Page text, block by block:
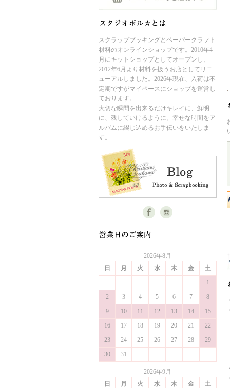
スクラップブッキングとペーパークラフト
材料のオンラインショップです。2010年4
月にキットショップとしてオープンし、
2012年6月より材料を扱うお店としてリニ
ューアルしました。2026年現在、入荷は不
定期ですがマイペースにショップを運営し
ております。
大切な瞬間を出来るだけキレイに、鮮明
に、残していけるように。幸せな時間をア
ルバムに綴じ込めるお手伝いをいたしま
す。
2026年8月
日
月 火 水 木 金
土
1
2
3 4 5 6 7
8
9
10 11 12 13 14
15
16
17 18 19 20 21
22
23
24 25 26 27 28
29
30
31
2026年9月
日
月 火 水 木 金
土